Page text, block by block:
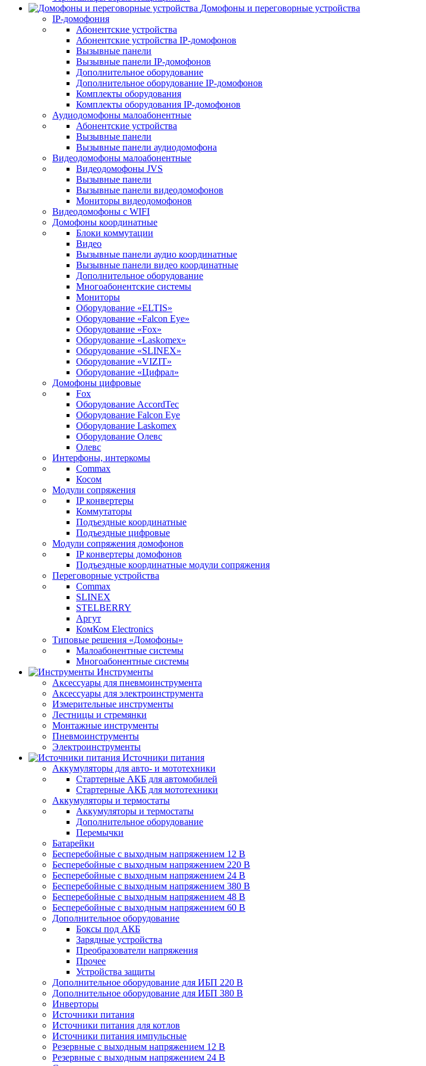
Домофоны и переговорные устройства
IP-домофония
Абонентские устройства
Абонентские устройства IP-домофонов
Вызывные панели
Вызывные панели IP-домофонов
Дополнительное оборудование
Дополнительное оборудование IP-домофонов
Комплекты оборудования
Комплекты оборудования IP-домофонов
Аудиодомофоны малоабонентные
Абонентские устройства
Вызывные панели
Вызывные панели аудиодомофона
Видеодомофоны малоабонентные
Видеодомофоны JVS
Вызывные панели
Вызывные панели видеодомофонов
Мониторы видеодомофонов
Видеодомофоны с WIFI
Домофоны координатные
Блоки коммутации
Видео
Вызывные панели аудио координатные
Вызывные панели видео координатные
Дополнительное оборудование
Многоабонентские системы
Мониторы
Оборудование «ELTIS»
Оборудование «Falcon Eye»
Оборудование «Fox»
Оборудование «Laskomex»
Оборудование «SLINEX»
Оборудование «VIZIT»
Оборудование «Цифрал»
Домофоны цифровые
Fox
Оборудование AccordTec
Оборудование Falcon Eye
Оборудование Laskomex
Оборудование Олевс
Олевс
Интерфоны, интеркомы
Commax
Косом
Модули сопряжения
IP конвертеры
Коммутаторы
Подъездные координатные
Подъездные цифровые
Модули сопряжения домофонов
IP конвертеры домофонов
Подъездные координатные модули сопряжения
Переговорные устройства
Commax
SLINEX
STELBERRY
Аргут
КомКом Electronics
Типовые решения «Домофоны»
Малоабонентные системы
Многоабонентные системы
Инструменты
Аксессуары для пневмоинструмента
Аксессуары для электроинструмента
Измерительные инструменты
Лестницы и стремянки
Монтажные инструменты
Пневмоинструменты
Электроинструменты
Источники питания
Аккумуляторы для авто- и мототехники
Стартерные АКБ для автомобилей
Стартерные АКБ для мототехники
Аккумуляторы и термостаты
Аккумуляторы и термостаты
Дополнительное оборудование
Перемычки
Батарейки
Бесперебойные с выходным напряжением 12 В
Бесперебойные с выходным напряжением 220 В
Бесперебойные с выходным напряжением 24 В
Бесперебойные с выходным напряжением 380 В
Бесперебойные с выходным напряжением 48 В
Бесперебойные с выходным напряжением 60 В
Дополнительное оборудование
Боксы под АКБ
Зарядные устройства
Преобразователи напряжения
Прочее
Устройства защиты
Дополнительное оборудование для ИБП 220 В
Дополнительное оборудование для ИБП 380 В
Инверторы
Источники питания
Источники питания для котлов
Источники питания импульсные
Резервные с выходным напряжением 12 В
Резервные с выходным напряжением 24 В